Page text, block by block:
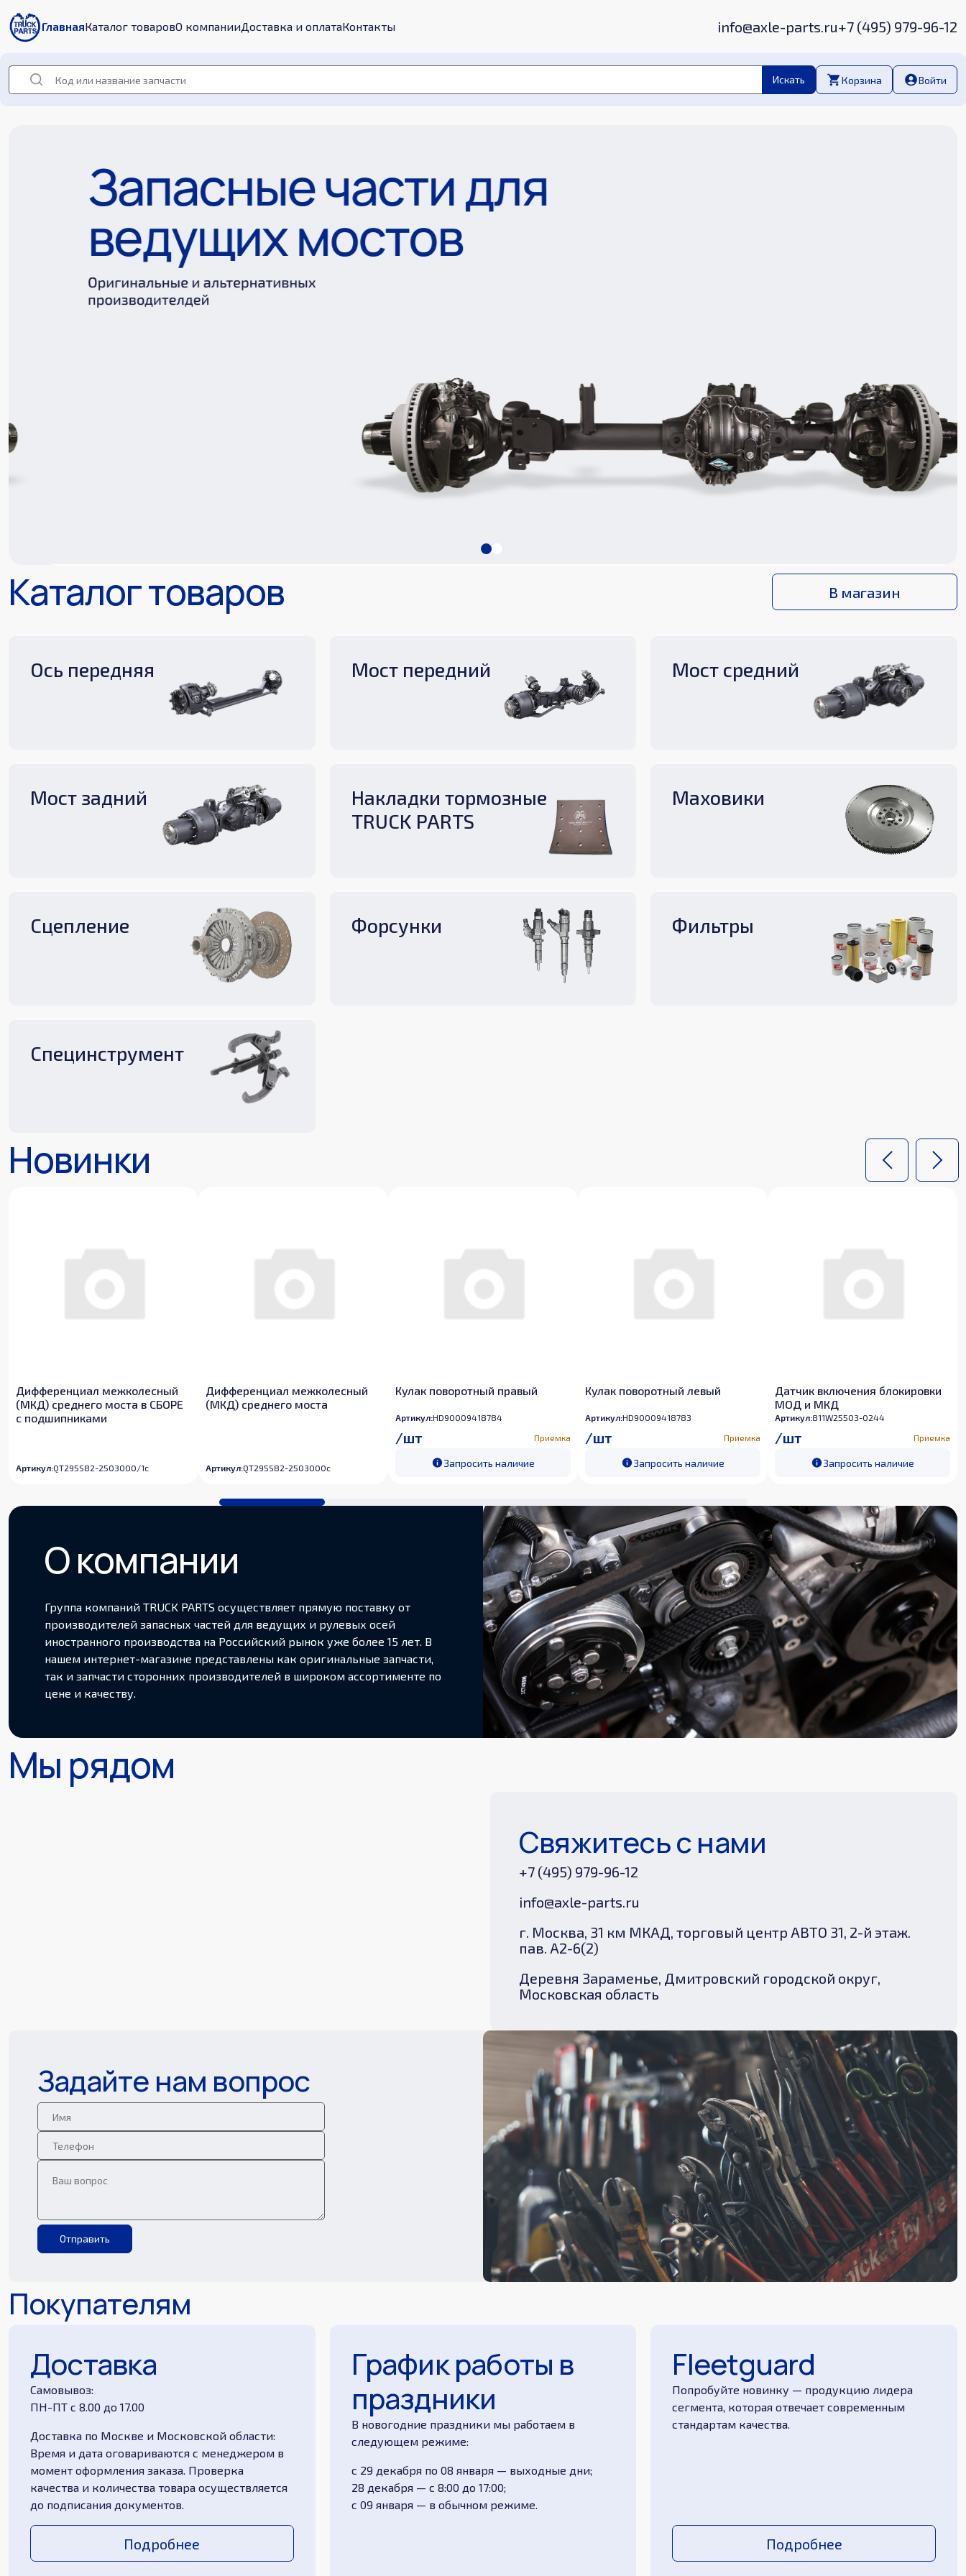
ГлавнаяКаталог товаровО компанииДоставка и оплатаКонтакты info@axle-parts.ru+7 (495) 979-96-12
Корзина Войти
Каталог товаров В магазин
Ось передняя Мост передний Мост средний
Мост задний
Накладки тормозные
TRUCK PARTS
Маховики
Сцепление Форсунки Фильтры
Специнструмент
Новинки
Дифференциал межколесный
(МКД) среднего моста в СБОРЕ
с подшипниками
Артикул:QT295S82-2503000/1c
Дифференциал межколесный
(МКД) среднего моста
Артикул:QT295S82-2503000c
Кулак поворотный правый
Артикул:HD90009418784
/шт Приемка
Запросить наличие
Кулак поворотный левый
Артикул:HD90009418783
/шт Приемка
Запросить наличие
Датчик включения блокировки
МОД и МКД
Артикул:811W25503-0244
/шт Приемка
Запросить наличие
О компании
Группа компаний TRUCK PARTS осуществляет прямую поставку от
производителей запасных частей для ведущих и рулевых осей
иностранного производства на Российский рынок уже более 15 лет. В
нашем интернет-магазине представлены как оригинальные запчасти,
так и запчасти сторонних производителей в широком ассортименте по
цене и качеству.
Мы рядом
Свяжитесь с нами
+7 (495) 979-96-12
info@axle-parts.ru
г. Москва, 31 км МКАД, торговый центр АВТО 31, 2-й этаж.
пав. A2-6(2)
Деревня Зараменье, Дмитровский городской округ,
Московская область
Задайте нам вопрос
Отправить
Покупателям
Доставка
Самовывоз:
ПН-ПТ с 8.00 до 17.00
Доставка по Москве и Московской области:
Время и дата оговариваются с менеджером в
момент оформления заказа. Проверка
качества и количества товара осуществляется
до подписания документов.
Подробнее
График работы в
праздники
В новогодние праздники мы работаем в
следующем режиме:
с 29 декабря по 08 января — выходные дни;
28 декабря — с 8:00 до 17:00;
с 09 января — в обычном режиме.
Fleetguard
Попробуйте новинку — продукцию лидера
сегмента, которая отвечает современным
стандартам качества.
Подробнее